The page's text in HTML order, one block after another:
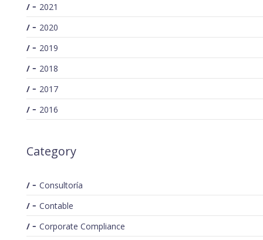
2021
2020
2019
2018
2017
2016
Category
Consultoría
Contable
Corporate Compliance